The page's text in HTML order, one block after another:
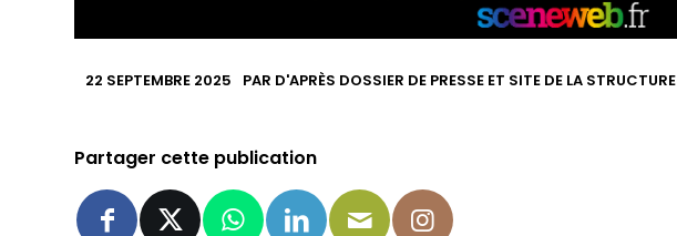
22 SEPTEMBRE 2025 PAR D'APRÈS DOSSIER DE PRESSE ET SITE DE LA STRUCTURE
Partager cette publication